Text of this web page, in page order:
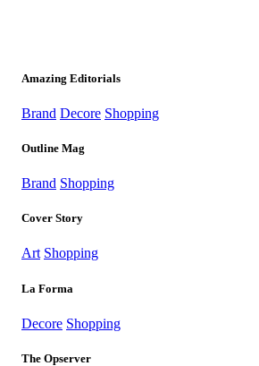
Amazing Editorials
Brand Decore Shopping
Outline Mag
Brand Shopping
Cover Story
Art Shopping
La Forma
Decore Shopping
The Opserver